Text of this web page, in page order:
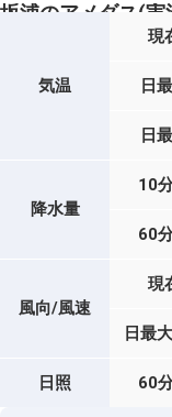
坂浦のアメダス(実
気温
現
日
日
降水量
10
60
風向/風速
現
日最
日照 60